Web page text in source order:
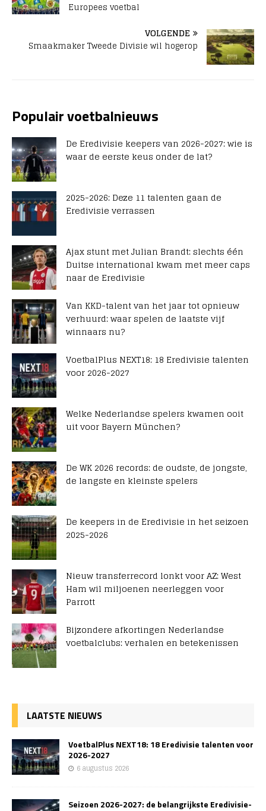
Europees voetbal
VOLGENDE
Smaakmaker Tweede Divisie wil hogerop
Populair voetbalnieuws
De Eredivisie keepers van 2026-2027: wie is
waar de eerste keus onder de lat?
2025-2026: Deze 11 talenten gaan de
Eredivisie verrassen
Ajax stunt met Julian Brandt: slechts één
Duitse international kwam met meer caps
naar de Eredivisie
Van KKD-talent van het jaar tot opnieuw
verhuurd: waar spelen de laatste vijf
winnaars nu?
VoetbalPlus NEXT18: 18 Eredivisie talenten
voor 2026-2027
Welke Nederlandse spelers kwamen ooit
uit voor Bayern München?
De WK 2026 records: de oudste, de jongste,
de langste en kleinste spelers
De keepers in de Eredivisie in het seizoen
2025-2026
Nieuw transferrecord lonkt voor AZ: West
Ham wil miljoenen neerleggen voor
Parrott
Bijzondere afkortingen Nederlandse
voetbalclubs: verhalen en betekenissen
LAATSTE NIEUWS
VoetbalPlus NEXT18: 18 Eredivisie talenten voor
2026-2027
6 augustus 2026
Seizoen 2026-2027: de belangrijkste Eredivisie-